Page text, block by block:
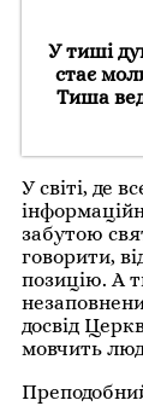
У тиші
стає
Тиша
У світі, де
забутою
говорити,
позицію. А
досвід
мовчить